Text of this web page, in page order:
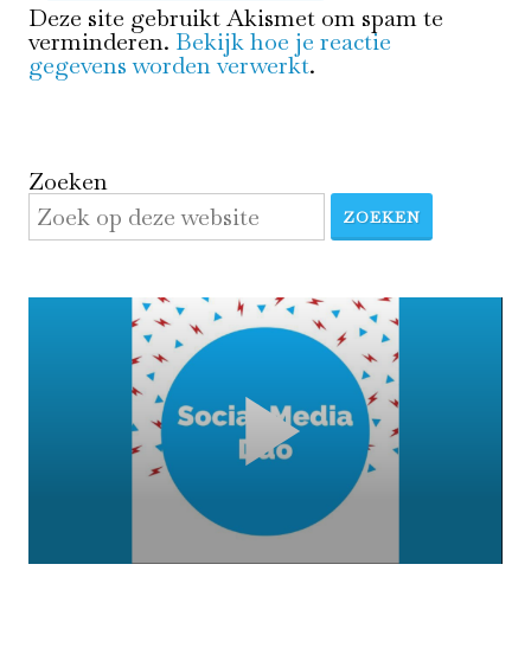
Deze site gebruikt Akismet om spam te
verminderen. Bekijk hoe je reactie
gegevens worden verwerkt.
Zoeken
ZOEKEN